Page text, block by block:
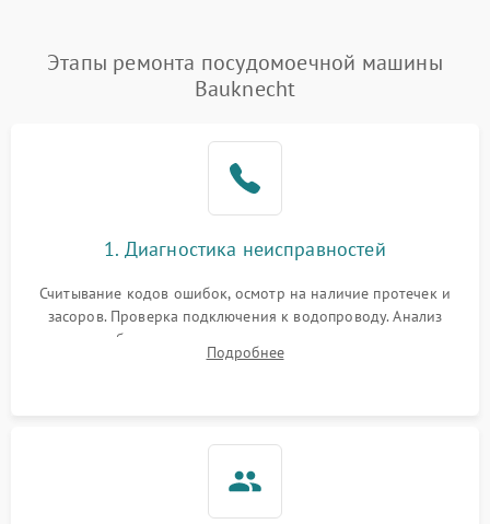
Проблемы с набором
воды
1800 ₽ Подробнее →
1700 ₽
циркуляционным насосом
2100 ₽ Подробнее →
Этапы ремонта посудомоечной машины
Bauknecht
1. Диагностика неисправностей
Считывание кодов ошибок, осмотр на наличие протечек и
засоров. Проверка подключения к водопроводу. Анализ
жалоб на отсутствие слива, нагрева, вращения
разбрызгивателей или срабатывание системы защиты
Подробнее